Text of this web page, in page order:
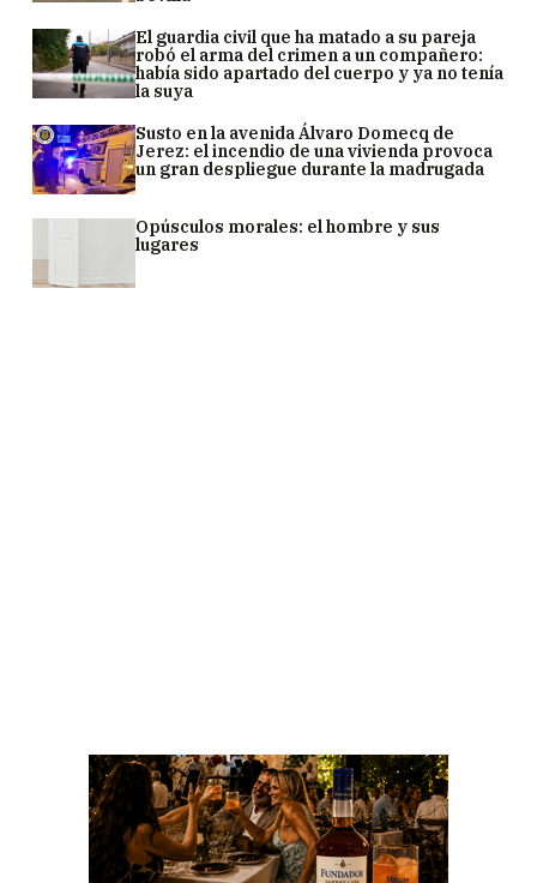
El guardia civil que ha matado a su pareja
robó el arma del crimen a un compañero:
había sido apartado del cuerpo y ya no tenía
la suya
Susto en la avenida Álvaro Domecq de
Jerez: el incendio de una vivienda provoca
un gran despliegue durante la madrugada
Opúsculos morales: el hombre y sus
lugares